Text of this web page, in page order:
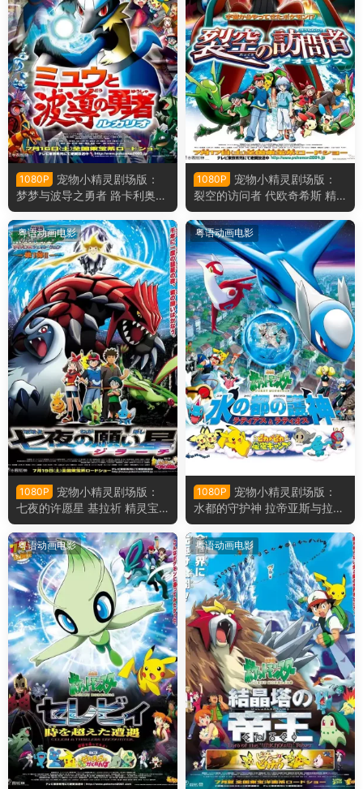
1080P
宠物小精灵剧场版：
梦梦与波导之勇者 路卡利奥
精灵宝可梦剧场版：梦幻与波
导的勇者粤语版
1080P
宠物小精灵剧场版：
裂空的访问者 代欧奇希斯 精
灵宝可梦剧场版：裂空的访问
者粤语版
粤语动画电影
1080P
宠物小精灵剧场版：
七夜的许愿星 基拉祈 精灵宝
可梦剧场版：七夜的许愿星粤
语版
粤语动画电影
1080P
宠物小精灵剧场版：
水都的守护神 拉帝亚斯与拉帝
欧斯 精灵宝可梦剧场版：水都
的守护神 拉帝亚斯与拉帝欧斯
粤语版
粤语动画电影 粤语动画电影